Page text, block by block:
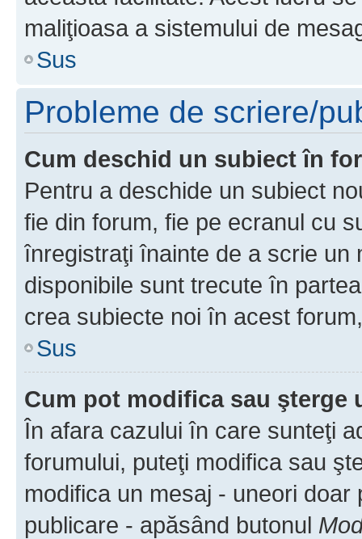
maliţioasa a sistemului de
Sus
Probleme de scriere/
Cum deschid un subiect în
Pentru a deschide un subiect
fie din forum, fie pe ecranul cu
înregistraţi înainte de a scrie un
disponibile sunt trecute în
crea subiecte noi în acest
Sus
Cum pot modifica sau şterge
În afara cazului în care sunteţi
forumului, puteţi modifica sau
modifica un mesaj - uneori
publicare - apăsând butonul